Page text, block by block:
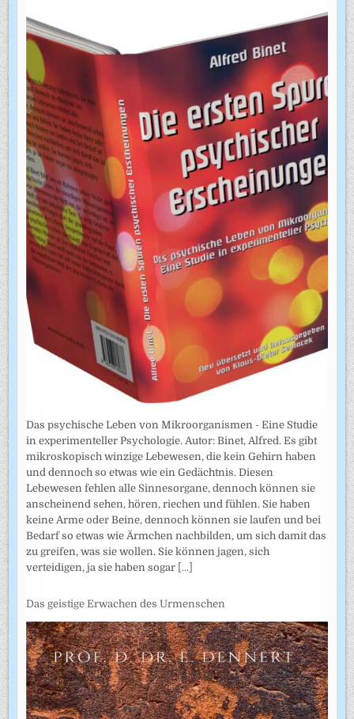
Das psychische Leben von Mikroorganismen - Eine Studie
in experimenteller Psychologie. Autor: Binet, Alfred. Es gibt
mikroskopisch winzige Lebewesen, die kein Gehirn haben
und dennoch so etwas wie ein Gedächtnis. Diesen
Lebewesen fehlen alle Sinnesorgane, dennoch können sie
anscheinend sehen, hören, riechen und fühlen. Sie haben
keine Arme oder Beine, dennoch können sie laufen und bei
Bedarf so etwas wie Ärmchen nachbilden, um sich damit das
zu greifen, was sie wollen. Sie können jagen, sich
verteidigen, ja sie haben sogar [...]
Das geistige Erwachen des Urmenschen